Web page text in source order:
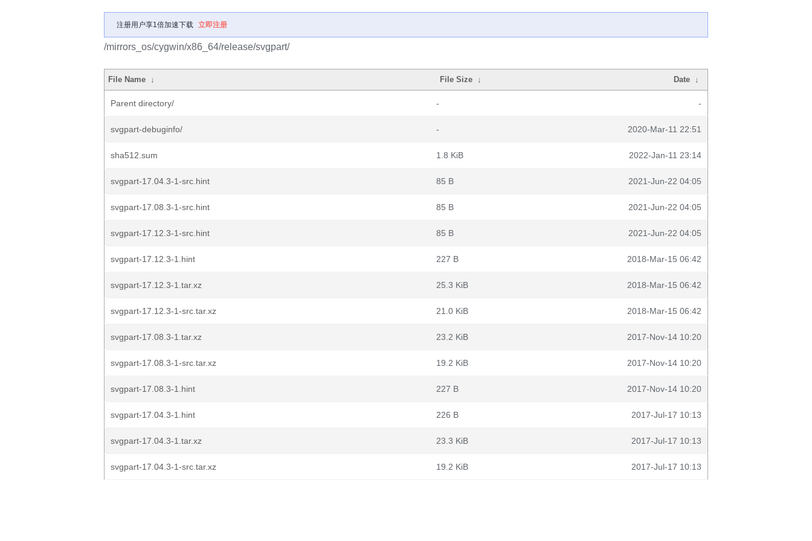
注册用户享1倍加速下载 立即注册
/mirrors_os/cygwin/x86_64/release/svgpart/
File Name ↓ File Size ↓ Date ↓
Parent directory/ - -
svgpart-debuginfo/ - 2020-Mar-11 22:51
sha512.sum 1.8 KiB 2022-Jan-11 23:14
svgpart-17.04.3-1-src.hint 85 B 2021-Jun-22 04:05
svgpart-17.08.3-1-src.hint 85 B 2021-Jun-22 04:05
svgpart-17.12.3-1-src.hint 85 B 2021-Jun-22 04:05
svgpart-17.12.3-1.hint 227 B 2018-Mar-15 06:42
svgpart-17.12.3-1.tar.xz 25.3 KiB 2018-Mar-15 06:42
svgpart-17.12.3-1-src.tar.xz 21.0 KiB 2018-Mar-15 06:42
svgpart-17.08.3-1.tar.xz 23.2 KiB 2017-Nov-14 10:20
svgpart-17.08.3-1-src.tar.xz 19.2 KiB 2017-Nov-14 10:20
svgpart-17.08.3-1.hint 227 B 2017-Nov-14 10:20
svgpart-17.04.3-1.hint 226 B 2017-Jul-17 10:13
svgpart-17.04.3-1.tar.xz 23.3 KiB 2017-Jul-17 10:13
svgpart-17.04.3-1-src.tar.xz 19.2 KiB 2017-Jul-17 10:13